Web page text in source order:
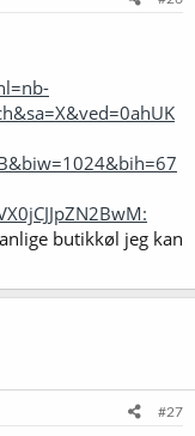
butikkøl jeg kan
#27